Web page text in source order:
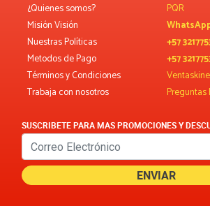
¿Quienes somos?
Misión Visión
Nuestras Políticas
Metodos de Pago
Términos y Condiciones
Trabaja con nosotros
PQR
+57
+57
Preguntas
SUSCRIBETE PARA MAS PROMOCIONES Y